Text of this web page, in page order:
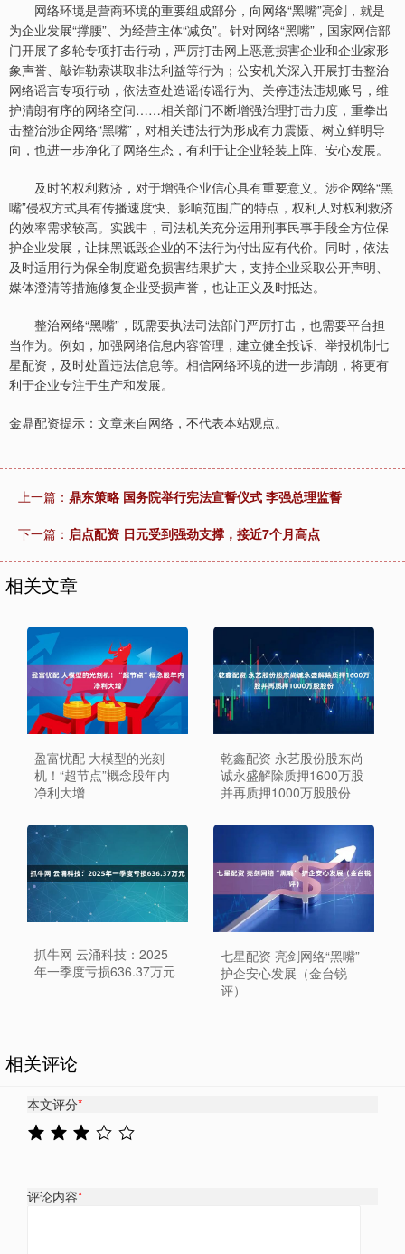
网络环境是营商环境的重要组成部分，向网络“黑嘴”亮剑，就是
为企业发展“撑腰”、为经营主体“减负”。针对网络“黑嘴”，国家网信部
门开展了多轮专项打击行动，严厉打击网上恶意损害企业和企业家形
象声誉、敲诈勒索谋取非法利益等行为；公安机关深入开展打击整治
网络谣言专项行动，依法查处造谣传谣行为、关停违法违规账号，维
护清朗有序的网络空间……相关部门不断增强治理打击力度，重拳出
击整治涉企网络“黑嘴”，对相关违法行为形成有力震慑、树立鲜明导
向，也进一步净化了网络生态，有利于让企业轻装上阵、安心发展。
及时的权利救济，对于增强企业信心具有重要意义。涉企网络“黑
嘴”侵权方式具有传播速度快、影响范围广的特点，权利人对权利救济
的效率需求较高。实践中，司法机关充分运用刑事民事手段全方位保
护企业发展，让抹黑诋毁企业的不法行为付出应有代价。同时，依法
及时适用行为保全制度避免损害结果扩大，支持企业采取公开声明、
媒体澄清等措施修复企业受损声誉，也让正义及时抵达。
整治网络“黑嘴”，既需要执法司法部门严厉打击，也需要平台担
当作为。例如，加强网络信息内容管理，建立健全投诉、举报机制七
星配资，及时处置违法信息等。相信网络环境的进一步清朗，将更有
利于企业专注于生产和发展。
金鼎配资提示：文章来自网络，不代表本站观点。
上一篇： 鼎东策略 国务院举行宪法宣誓仪式 李强总理监誓
下一篇： 启点配资 日元受到强劲支撑，接近7个月高点
相关文章
盈富忧配 大模型的光刻
机！“超节点”概念股年内
净利大增
乾鑫配资 永艺股份股东尚
诚永盛解除质押1600万股
并再质押1000万股股份
抓牛网 云涌科技：2025
年一季度亏损636.37万元
七星配资 亮剑网络“黑嘴”
护企安心发展（金台锐
评）
相关评论
本文评分*
评论内容*